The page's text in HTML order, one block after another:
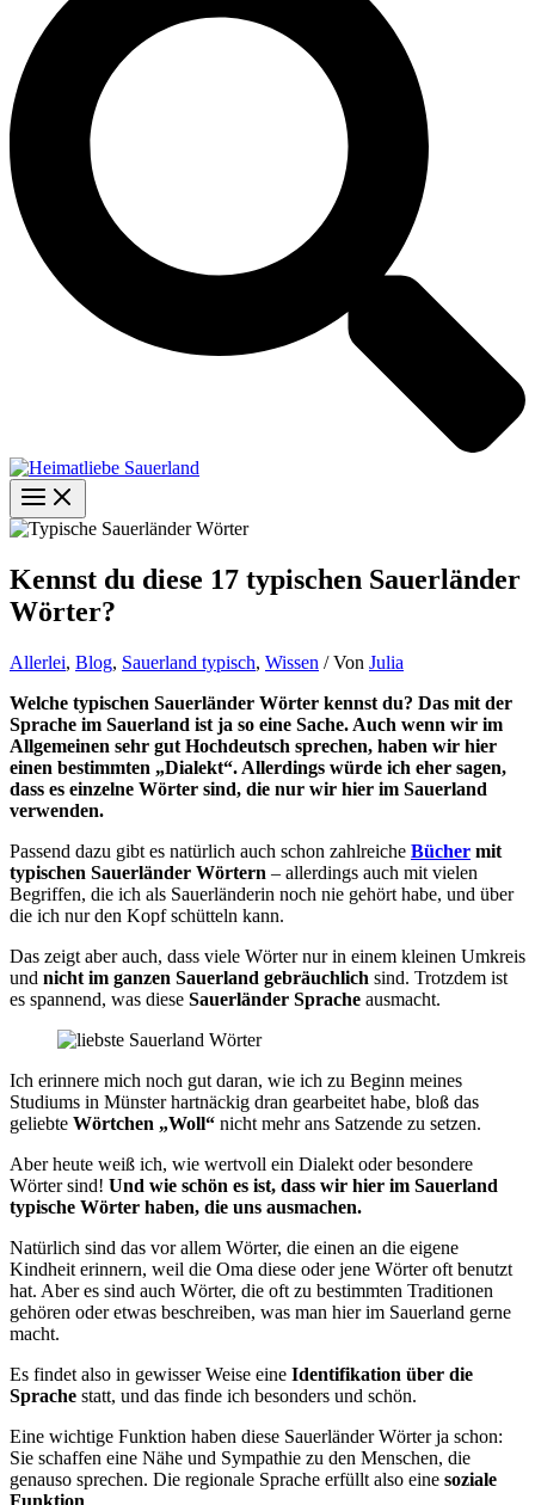
Kennst du diese 17 typischen Sauerländer
Wörter?
Allerlei, Blog, Sauerland typisch, Wissen / Von Julia
Welche typischen Sauerländer Wörter kennst du? Das mit der
Sprache im Sauerland ist ja so eine Sache. Auch wenn wir im
Allgemeinen sehr gut Hochdeutsch sprechen, haben wir hier
einen bestimmten „Dialekt“. Allerdings würde ich eher sagen,
dass es einzelne Wörter sind, die nur wir hier im Sauerland
verwenden.
Passend dazu gibt es natürlich auch schon zahlreiche Bücher mit
typischen Sauerländer Wörtern – allerdings auch mit vielen
Begriffen, die ich als Sauerländerin noch nie gehört habe, und über
die ich nur den Kopf schütteln kann.
Das zeigt aber auch, dass viele Wörter nur in einem kleinen Umkreis
und nicht im ganzen Sauerland gebräuchlich sind. Trotzdem ist
es spannend, was diese Sauerländer Sprache ausmacht.
Ich erinnere mich noch gut daran, wie ich zu Beginn meines
Studiums in Münster hartnäckig dran gearbeitet habe, bloß das
geliebte Wörtchen „Woll“ nicht mehr ans Satzende zu setzen.
Aber heute weiß ich, wie wertvoll ein Dialekt oder besondere
Wörter sind! Und wie schön es ist, dass wir hier im Sauerland
typische Wörter haben, die uns ausmachen.
Natürlich sind das vor allem Wörter, die einen an die eigene
Kindheit erinnern, weil die Oma diese oder jene Wörter oft benutzt
hat. Aber es sind auch Wörter, die oft zu bestimmten Traditionen
gehören oder etwas beschreiben, was man hier im Sauerland gerne
macht.
Es findet also in gewisser Weise eine Identifikation über die
Sprache statt, und das finde ich besonders und schön.
Eine wichtige Funktion haben diese Sauerländer Wörter ja schon:
Sie schaffen eine Nähe und Sympathie zu den Menschen, die
genauso sprechen. Die regionale Sprache erfüllt also eine soziale
Funktion